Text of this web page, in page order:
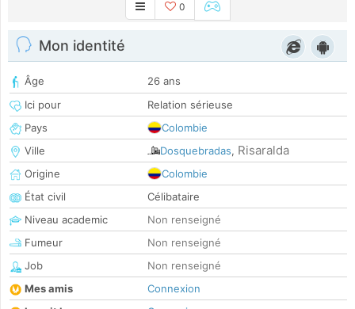
0
Mon identité
Âge
26 ans
Ici pour
Relation sérieuse
Pays
Colombie
Ville
Dosquebradas, Risaralda
Origine
Colombie
État civil
Célibataire
Niveau academic
Non renseigné
Fumeur
Non renseigné
Job
Non renseigné
Mes amis
Connexion